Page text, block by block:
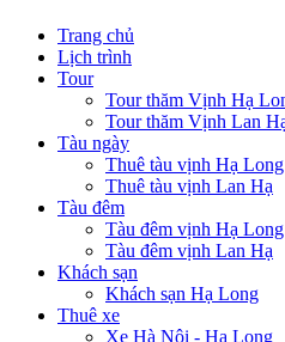
Trang chủ
Lịch trình
Tour
Tour thăm Vịnh Hạ
Tour thăm Vịnh Lan
Tàu ngày
Thuê tàu vịnh Hạ Long
Thuê tàu vịnh Lan Hạ
Tàu đêm
Tàu đêm vịnh Hạ Long
Tàu đêm vịnh Lan Hạ
Khách sạn
Khách sạn Hạ Long
Thuê xe
Xe Hà Nội - Hạ Long